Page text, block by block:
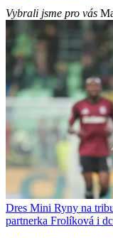
Vybrali jsme pro vás
Dres Mini Ryny na
partnerka Frolíková i